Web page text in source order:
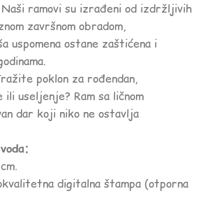
Naši ramovi su izrađeni od izdržljivih
završnom obradom,
uspomena ostane zaštićena i
poklon za rođendan,
useljenje? Ram sa ličnom
dar koji niko ne ostavlja
digitalna štampa (otporna